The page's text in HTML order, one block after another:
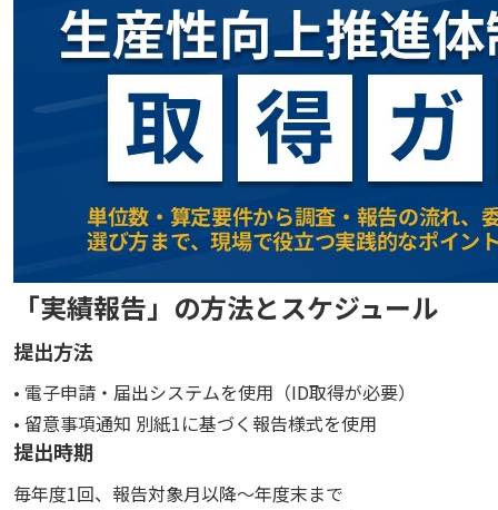
「実績報告」の方法とスケジュール
提出方法
• 電子申請・届出システムを使用（ID取得が必要）
• 留意事項通知 別紙1に基づく報告様式を使用
提出時期
毎年度1回、報告対象月以降～年度末まで